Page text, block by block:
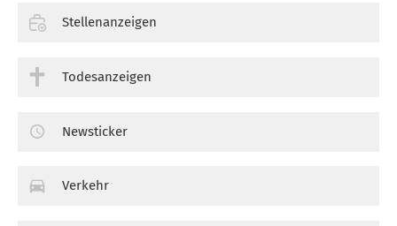
Stellenanzeigen
Todesanzeigen
Newsticker
Verkehr